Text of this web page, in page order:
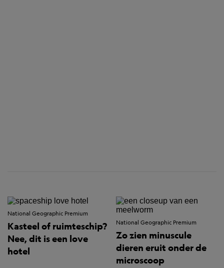
National Geographic Premium
Kasteel of ruimteschip?
Nee, dit is een love
hotel
National Geographic Premium
Zo zien minuscule
dieren eruit onder de
microscoop